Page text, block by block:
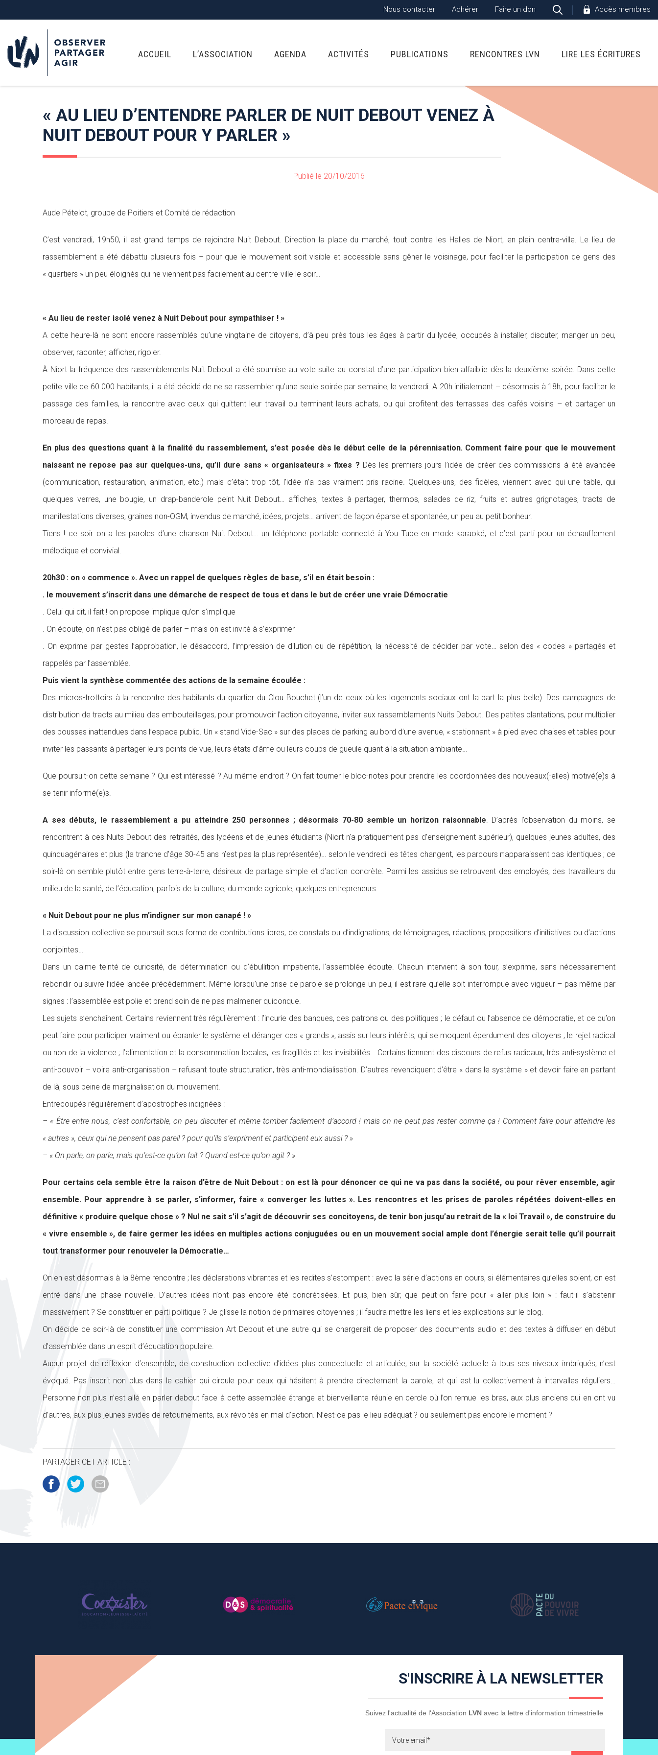
Nous contacter Adhérer Faire un don Accès membres
ACCUEIL L’ASSOCIATION AGENDA ACTIVITÉS PUBLICATIONS RENCONTRES LVN LIRE LES ÉCRITURES
« AU LIEU D’ENTENDRE PARLER DE NUIT DEBOUT VENEZ À
NUIT DEBOUT POUR Y PARLER »
Publié le 20/10/2016
Aude Pételot, groupe de Poitiers et Comité de rédaction
C’est vendredi, 19h50, il est grand temps de rejoindre Nuit Debout. Direction la place du marché, tout contre les Halles de Niort, en plein centre-ville. Le lieu de
rassemblement a été débattu plusieurs fois – pour que le mouvement soit visible et accessible sans gêner le voisinage, pour faciliter la participation de gens des
« quartiers » un peu éloignés qui ne viennent pas facilement au centre-ville le soir…
« Au lieu de rester isolé venez à Nuit Debout pour sympathiser ! »
A cette heure-là ne sont encore rassemblés qu’une vingtaine de citoyens, d’à peu près tous les âges à partir du lycée, occupés à installer, discuter, manger un peu,
observer, raconter, afficher, rigoler.
À Niort la fréquence des rassemblements Nuit Debout a été soumise au vote suite au constat d’une participation bien affaiblie dès la deuxième soirée. Dans cette
petite ville de 60 000 habitants, il a été décidé de ne se rassembler qu’une seule soirée par semaine, le vendredi. A 20h initialement – désormais à 18h, pour faciliter le
passage des familles, la rencontre avec ceux qui quittent leur travail ou terminent leurs achats, ou qui profitent des terrasses des cafés voisins – et partager un
morceau de repas.
En plus des questions quant à la finalité du rassemblement, s’est posée dès le début celle de la pérennisation. Comment faire pour que le mouvement
naissant ne repose pas sur quelques-uns, qu’il dure sans « organisateurs » fixes ? Dès les premiers jours l’idée de créer des commissions à été avancée
(communication, restauration, animation, etc.) mais c’était trop tôt, l’idée n’a pas vraiment pris racine. Quelques-uns, des fidèles, viennent avec qui une table, qui
quelques verres, une bougie, un drap-banderole peint Nuit Debout… affiches, textes à partager, thermos, salades de riz, fruits et autres grignotages, tracts de
manifestations diverses, graines non-OGM, invendus de marché, idées, projets… arrivent de façon éparse et spontanée, un peu au petit bonheur.
Tiens ! ce soir on a les paroles d’une chanson Nuit Debout… un téléphone portable connecté à You Tube en mode karaoké, et c’est parti pour un échauffement
mélodique et convivial.
20h30 : on « commence ». Avec un rappel de quelques règles de base, s’il en était besoin :
. le mouvement s’inscrit dans une démarche de respect de tous et dans le but de créer une vraie Démocratie
. Celui qui dit, il fait ! on propose implique qu’on s’implique
. On écoute, on n’est pas obligé de parler – mais on est invité à s’exprimer
. On exprime par gestes l’approbation, le désaccord, l’impression de dilution ou de répétition, la nécessité de décider par vote… selon des « codes » partagés et
rappelés par l’assemblée.
Puis vient la synthèse commentée des actions de la semaine écoulée :
Des micros-trottoirs à la rencontre des habitants du quartier du Clou Bouchet (l’un de ceux où les logements sociaux ont la part la plus belle). Des campagnes de
distribution de tracts au milieu des embouteillages, pour promouvoir l’action citoyenne, inviter aux rassemblements Nuits Debout. Des petites plantations, pour multiplier
des pousses inattendues dans l’espace public. Un « stand Vide-Sac » sur des places de parking au bord d’une avenue, « stationnant » à pied avec chaises et tables pour
inviter les passants à partager leurs points de vue, leurs états d’âme ou leurs coups de gueule quant à la situation ambiante…
Que poursuit-on cette semaine ? Qui est intéressé ? Au même endroit ? On fait tourner le bloc-notes pour prendre les coordonnées des nouveaux(-elles) motivé(e)s à
se tenir informé(e)s.
A ses débuts, le rassemblement a pu atteindre 250 personnes ; désormais 70-80 semble un horizon raisonnable. D’après l’observation du moins, se
rencontrent à ces Nuits Debout des retraités, des lycéens et de jeunes étudiants (Niort n’a pratiquement pas d’enseignement supérieur), quelques jeunes adultes, des
quinquagénaires et plus (la tranche d’âge 30-45 ans n’est pas la plus représentée)… selon le vendredi les têtes changent, les parcours n’apparaissent pas identiques ; ce
soir-là on semble plutôt entre gens terre-à-terre, désireux de partage simple et d’action concrète. Parmi les assidus se retrouvent des employés, des travailleurs du
milieu de la santé, de l’éducation, parfois de la culture, du monde agricole, quelques entrepreneurs.
« Nuit Debout pour ne plus m’indigner sur mon canapé ! »
La discussion collective se poursuit sous forme de contributions libres, de constats ou d’indignations, de témoignages, réactions, propositions d’initiatives ou d’actions
conjointes…
Dans un calme teinté de curiosité, de détermination ou d’ébullition impatiente, l’assemblée écoute. Chacun intervient à son tour, s’exprime, sans nécessairement
rebondir ou suivre l’idée lancée précédemment. Même lorsqu’une prise de parole se prolonge un peu, il est rare qu’elle soit interrompue avec vigueur – pas même par
signes : l’assemblée est polie et prend soin de ne pas malmener quiconque.
Les sujets s’enchaînent. Certains reviennent très régulièrement : l’incurie des banques, des patrons ou des politiques ; le défaut ou l’absence de démocratie, et ce qu’on
peut faire pour participer vraiment ou ébranler le système et déranger ces « grands », assis sur leurs intérêts, qui se moquent éperdument des citoyens ; le rejet radical
ou non de la violence ; l’alimentation et la consommation locales, les fragilités et les invisibilités… Certains tiennent des discours de refus radicaux, très anti-système et
anti-pouvoir – voire anti-organisation – refusant toute structuration, très anti-mondialisation. D’autres revendiquent d’être « dans le système » et devoir faire en partant
de là, sous peine de marginalisation du mouvement.
Entrecoupés régulièrement d’apostrophes indignées :
– « Être entre nous, c’est confortable, on peu discuter et même tomber facilement d’accord ! mais on ne peut pas rester comme ça ! Comment faire pour atteindre les
« autres », ceux qui ne pensent pas pareil ? pour qu’ils s’expriment et participent eux aussi ? »
– « On parle, on parle, mais qu’est-ce qu’on fait ? Quand est-ce qu’on agit ? »
Pour certains cela semble être la raison d’être de Nuit Debout : on est là pour dénoncer ce qui ne va pas dans la société, ou pour rêver ensemble, agir
ensemble. Pour apprendre à se parler, s’informer, faire « converger les luttes ». Les rencontres et les prises de paroles répétées doivent-elles en
définitive « produire quelque chose » ? Nul ne sait s’il s’agit de découvrir ses concitoyens, de tenir bon jusqu’au retrait de la « loi Travail », de construire du
« vivre ensemble », de faire germer les idées en multiples actions conjuguées ou en un mouvement social ample dont l’énergie serait telle qu’il pourrait
tout transformer pour renouveler la Démocratie…
On en est désormais à la 8ème rencontre ; les déclarations vibrantes et les redites s’estompent : avec la série d’actions en cours, si élémentaires qu’elles soient, on est
entré dans une phase nouvelle. D’autres idées n’ont pas encore été concrétisées. Et puis, bien sûr, que peut-on faire pour « aller plus loin » : faut-il s’abstenir
massivement ? Se constituer en parti politique ? Je glisse la notion de primaires citoyennes ; il faudra mettre les liens et les explications sur le blog.
On décide ce soir-là de constituer une commission Art Debout et une autre qui se chargerait de proposer des documents audio et des textes à diffuser en début
d’assemblée dans un esprit d’éducation populaire.
Aucun projet de réflexion d’ensemble, de construction collective d’idées plus conceptuelle et articulée, sur la société actuelle à tous ses niveaux imbriqués, n’est
évoqué. Pas inscrit non plus dans le cahier qui circule pour ceux qui hésitent à prendre directement la parole, et qui est lu collectivement à intervalles réguliers…
Personne non plus n’est allé en parler debout face à cette assemblée étrange et bienveillante réunie en cercle où l’on remue les bras, aux plus anciens qui en ont vu
d’autres, aux plus jeunes avides de retournements, aux révoltés en mal d’action. N’est-ce pas le lieu adéquat ? ou seulement pas encore le moment ?
PARTAGER CET ARTICLE :
S'INSCRIRE À LA NEWSLETTER
Suivez l'actualité de l'Association LVN avec la lettre d'information trimestrielle